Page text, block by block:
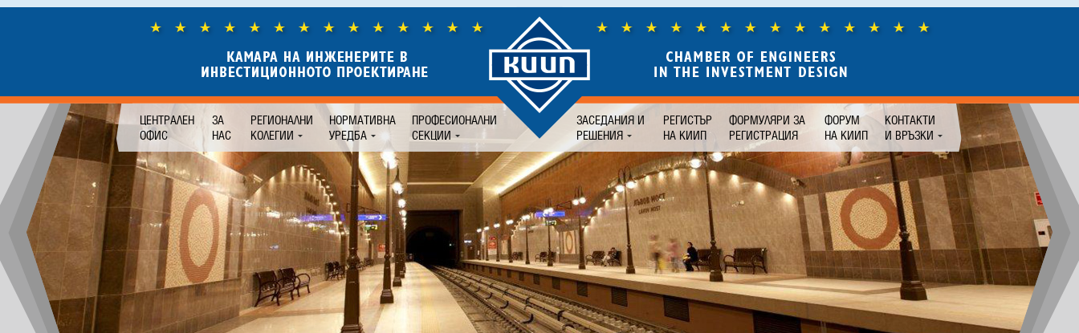
ЦЕНТРАЛЕН
ОФИС
ЗА
НАС
РЕГИОНАЛНИ
КОЛЕГИИ
НОРМАТИВНА
УРЕДБА
ПРОФЕСИОНАЛНИ
СЕКЦИИ
ЗАСЕДАНИЯ И
РЕШЕНИЯ
РЕГИСТЪР
НА КИИП
ФОРМУЛЯРИ ЗА
РЕГИСТРАЦИЯ
ФОРУМ
НА КИИП
КОНТАКТИ
И ВРЪЗКИ